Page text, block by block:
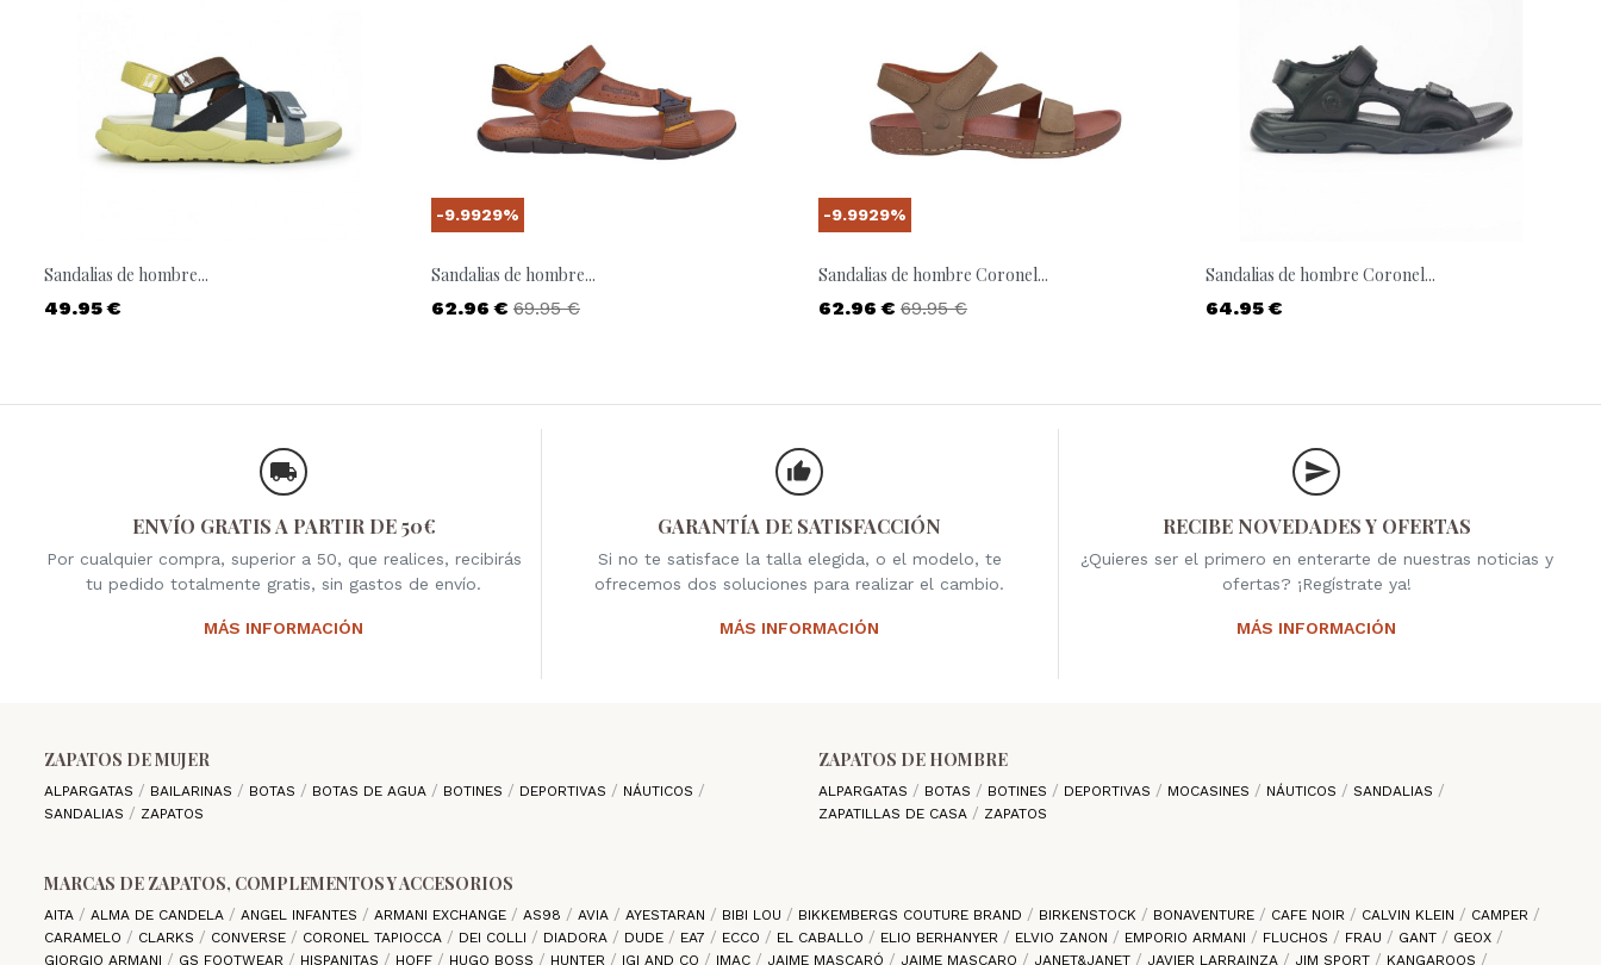
Sandalias de hombre...
Precio
49.95 €
Sandalias de hombre...
Precio
62.96 € Precio base
69.95 €
-9.9929%
Sandalias de hombre Coronel...
Precio
62.96 € Precio base
69.95 €
-9.9929%
Sandalias de hombre Coronel...
Precio
64.95 €
ENVÍO GRATIS A PARTIR DE 50€
Por cualquier compra, superior a 50, que realices, recibirás
tu pedido totalmente gratis, sin gastos de envío.
MÁS INFORMACIÓN
GARANTÍA DE SATISFACCIÓN
Si no te satisface la talla elegida, o el modelo, te
ofrecemos dos soluciones para realizar el cambio.
MÁS INFORMACIÓN
RECIBE NOVEDADES Y OFERTAS
¿Quieres ser el primero en enterarte de nuestras noticias y
ofertas? ¡Regístrate ya!
MÁS INFORMACIÓN
ZAPATOS DE MUJER
ALPARGATAS BAILARINAS BOTAS BOTAS DE AGUA BOTINES DEPORTIVAS
NÁUTICOS
SANDALIAS
ZAPATOS
ZAPATOS DE HOMBRE
ALPARGATAS BOTAS BOTINES DEPORTIVAS MOCASINES NÁUTICOS
SANDALIAS
ZAPATILLAS DE CASA
ZAPATOS
MARCAS DE ZAPATOS, COMPLEMENTOS Y ACCESORIOS
AITA ALMA DE CANDELA ANGEL INFANTES ARMANI EXCHANGE AS98 AVIA AYESTARAN BIBI LOU BIKKEMBERGS COUTURE BRAND BIRKENSTOCK BONAVENTURE CAFE NOIR CALVIN KLEIN
CAMPER
CARAMELO
CLARKS CONVERSE CORONEL TAPIOCCA DEI COLLI DIADORA DUDE EA7 ECCO EL CABALLO ELIO BERHANYER ELVIO ZANON EMPORIO ARMANI FLUCHOS FRAU GANT
GEOX
GIORGIO ARMANI
GS FOOTWEAR HISPANITAS HOFF HUGO BOSS HUNTER IGI AND CO IMAC JAIME MASCARÓ JAIME MASCARO JANET&JANET JAVIER LARRAINZA JIM SPORT KANGAROOS